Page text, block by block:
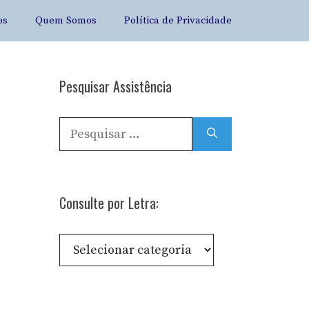
Quem Somos Política de Privacidade
Pesquisar Assistência
Pesquisar
por:
Consulte por Letra:
Consulte